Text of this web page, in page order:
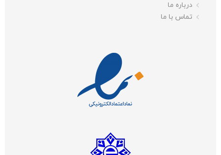
درباره ما
تماس با ما